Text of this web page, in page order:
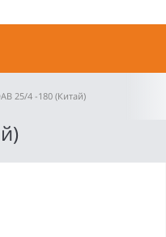
25/4 -180 (Китай)